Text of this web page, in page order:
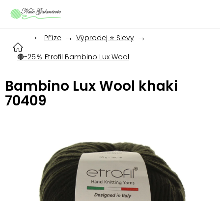
Příze
Výprodej ⭐ Slevy
🔴-25％ Etrofil Bambino Lux Wool
Bambino Lux Wool khaki
70409